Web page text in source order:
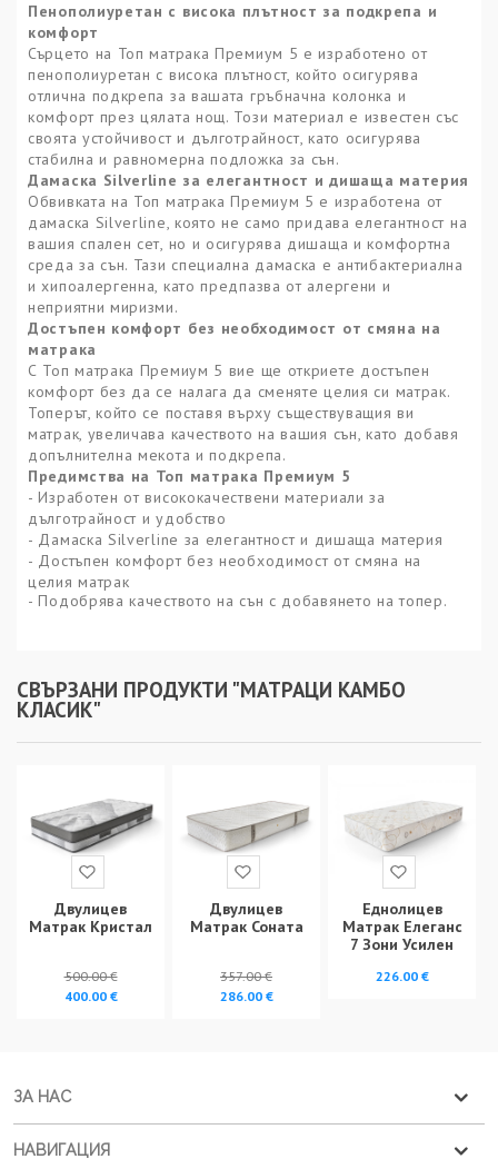
Пенополиуретан с висока плътност за подкрепа и
комфорт
Сърцето на Топ матрака Премиум 5 е изработено от
пенополиуретан с висока плътност, който осигурява
отлична подкрепа за вашата гръбначна колонка и
комфорт през цялата нощ. Този материал е известен със
своята устойчивост и дълготрайност, като осигурява
стабилна и равномерна подложка за сън.
Дамаска Silverline за елегантност и дишаща материя
Обвивката на Топ матрака Премиум 5 е изработена от
дамаска Silverline, която не само придава елегантност на
вашия спален сет, но и осигурява дишаща и комфортна
среда за сън. Тази специална дамаска е антибактериална
и хипоалергенна, като предпазва от алергени и
неприятни миризми.
Достъпен комфорт без необходимост от смяна на
матрака
С Топ матрака Премиум 5 вие ще откриете достъпен
комфорт без да се налага да сменяте целия си матрак.
Топерът, който се поставя върху съществуващия ви
матрак, увеличава качеството на вашия сън, като добавя
допълнителна мекота и подкрепа.
Предимства на Топ матрака Премиум 5
- Изработен от висококачествени материали за
дълготрайност и удобство
- Дамаска Silverline за елегантност и дишаща материя
- Достъпен комфорт без необходимост от смяна на
целия матрак
- Подобрява качеството на сън с добавянето на топер.
СВЪРЗАНИ ПРОДУКТИ "МАТРАЦИ КАМБО
КЛАСИК"
Двулицев
Матрак Кристал
500.00 €
400.00 €
Двулицев
Матрак Соната
357.00 €
286.00 €
Еднолицев
Матрак Елеганс
7 Зони Усилен
226.00 €
ЗА НАС
НАВИГАЦИЯ